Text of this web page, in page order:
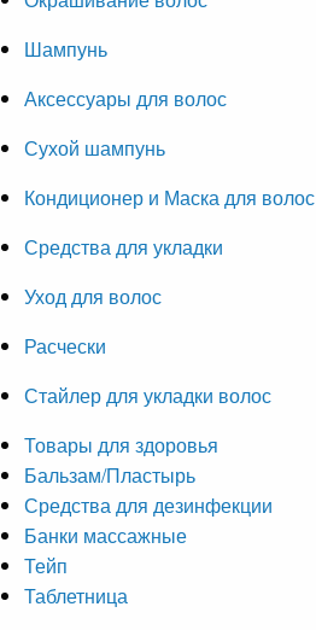
Шампунь
Аксессуары для волос
Сухой шампунь
Кондиционер и Маска для волос
Средства для укладки
Уход для волос
Расчески
Стайлер для укладки волос
Товары для здоровья
Бальзам/Пластырь
Средства для дезинфекции
Банки массажные
Тейп
Таблетница